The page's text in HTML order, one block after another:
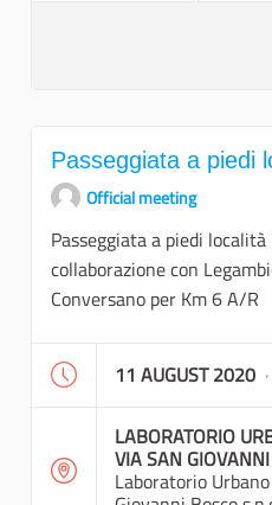
Passeggiata a piedi
Official meeting
Passeggiata a piedi
collaborazione con
Conversano per Km 6 A/R
11 AUGUST 2020
LABORATORIO
VIA SAN
Laboratorio